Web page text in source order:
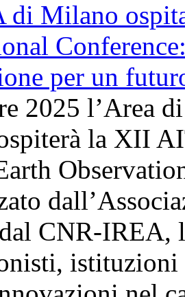
2025 l’Area
la XII
CNR-IREA,
istituzioni